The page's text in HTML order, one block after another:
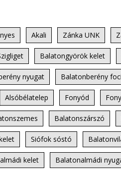
Akali Zánka UNK
Balatongyörök kelet
nyugat Balatonberény
Alsóbélatelep Fonyód
Balatonszárszó
Siófok sóstó
kelet Balatonalmádi